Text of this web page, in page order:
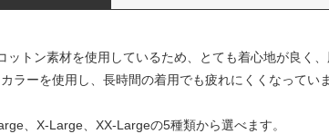
トン素材を使用しているため、とても着心地が良く、
ラーを使用し、長時間の着用でも疲れにくくなっていま
、X-Large、XX-Largeの5種類から選べます。